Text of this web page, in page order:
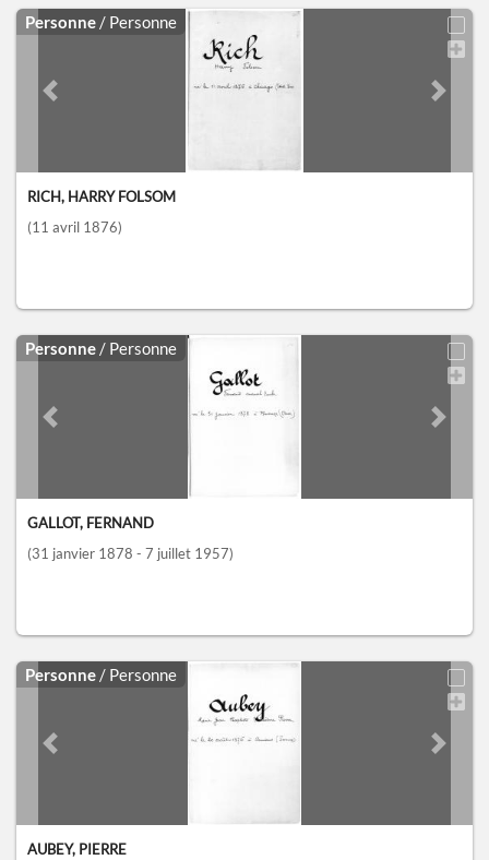
Personne / Personne
Previous slide Next
RICH, HARRY FOLSOM
(11 avril 1876)
Personne / Personne
Previous slide Next
GALLOT, FERNAND
(31 janvier 1878 - 7 juillet 1957)
Personne / Personne
Previous slide Next
AUBEY, PIERRE